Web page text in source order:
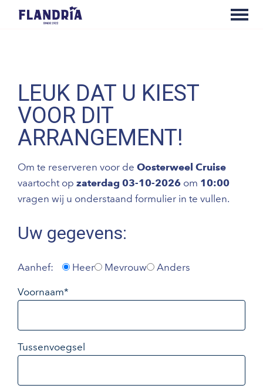
LEUK DAT U KIEST
VOOR DIT
ARRANGEMENT!
Om te reserveren voor de Oosterweel Cruise
vaartocht op zaterdag 03-10-2026 om 10:00
vragen wij u onderstaand formulier in te vullen.
Uw gegevens:
Aanhef: Heer Mevrouw Anders
Voornaam*
Tussenvoegsel